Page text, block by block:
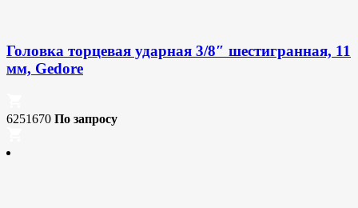
Головка торцевая ударная 3/8″ шестигранная, 11
мм, Gedore
6251670 По запросу